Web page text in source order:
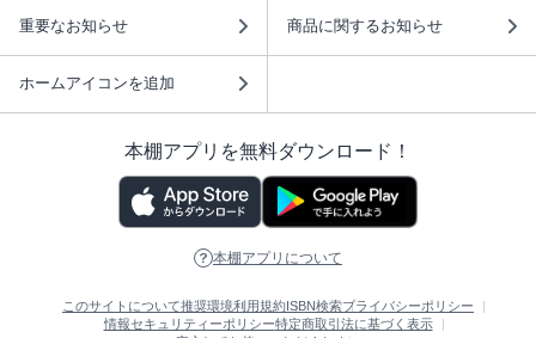
重要なお知らせ 商品に関するお知らせ
ホームアイコンを追加
本棚アプリを無料ダウンロード！
本棚アプリについて
このサイトについて推奨環境利用規約 ISBN検索プライバシーポリシー
情報セキュリティーポリシー特定商取引法に基づく表示